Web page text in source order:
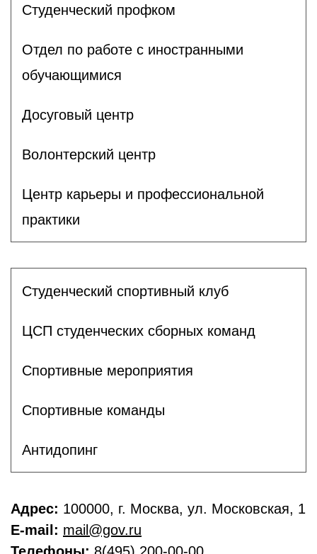
Студенческий профком
Отдел по работе с иностранными
обучающимися
Досуговый центр
Волонтерский центр
Центр карьеры и профессиональной
практики
Студенческий спортивный клуб
ЦСП студенческих сборных команд
Спортивные мероприятия
Спортивные команды
Антидопинг
Адрес: 100000, г. Москва, ул. Московская, 1
E-mail: mail@gov.ru